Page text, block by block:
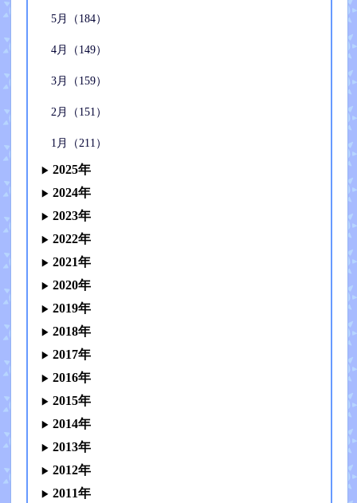
5月（184）
4月（149）
3月（159）
2月（151）
1月（211）
2025年
2024年
2023年
2022年
2021年
2020年
2019年
2018年
2017年
2016年
2015年
2014年
2013年
2012年
2011年